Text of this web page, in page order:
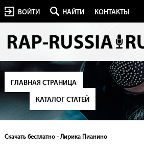
ВОЙТИ НАЙТИ КОНТАКТЫ
ГЛАВНАЯ СТРАНИЦА
КАТАЛОГ СТАТЕЙ
Скачать бесплатно - Лирика Пианино